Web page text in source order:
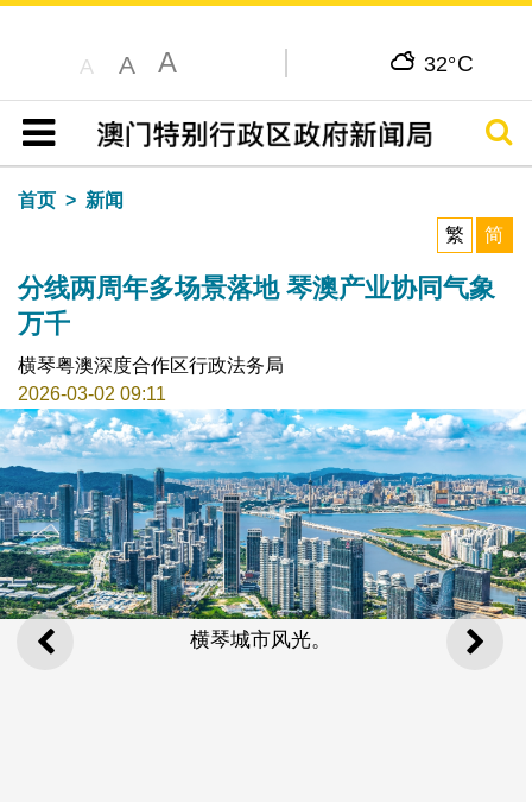
A A A 32°C
目录
搜寻
首页
新闻
繁
简
分线两周年多场景落地 琴澳产业协同气象
万千
横琴粤澳深度合作区行政法务局
2026-03-02 09:11
上一则 下一
横琴城市风光。